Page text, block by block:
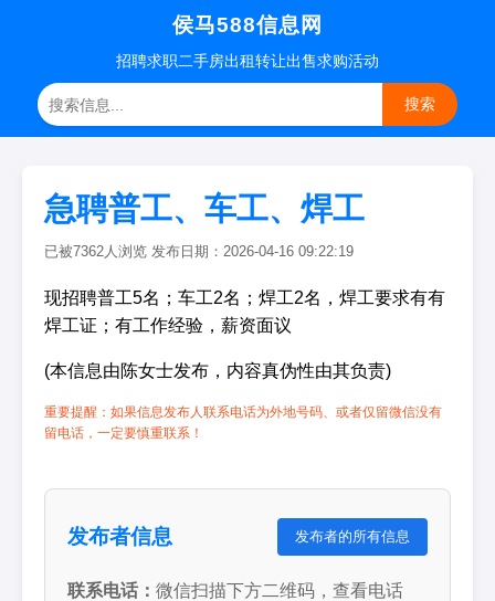
侯马588信息网
招聘求职二手房出租转让出售求购活动
搜索
急聘普工、车工、焊工
已被7362人浏览 发布日期：2026-04-16 09:22:19
现招聘普工5名；车工2名；焊工2名，焊工要求有有
焊工证；有工作经验，薪资面议
(本信息由陈女士发布，内容真伪性由其负责)
重要提醒：如果信息发布人联系电话为外地号码、或者仅留微信没有
留电话，一定要慎重联系！
发布者信息 发布者的所有信息
联系电话： 微信扫描下方二维码，查看电话